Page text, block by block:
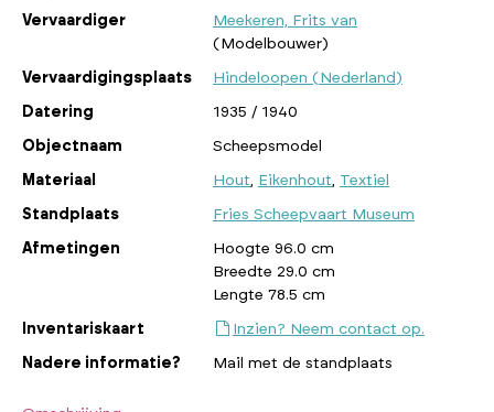
Vervaardiger
Meekeren, Frits van
(Modelbouwer)
Vervaardigingsplaats Hindeloopen (Nederland)
Datering 1935 / 1940
Objectnaam Scheepsmodel
Materiaal Hout Eikenhout Textiel
Standplaats Fries Scheepvaart Museum
Afmetingen
Hoogte 96.0 cm
Breedte 29.0 cm
Lengte 78.5 cm
Inventariskaart Inzien? Neem contact op.
Nadere informatie? Mail met de standplaats